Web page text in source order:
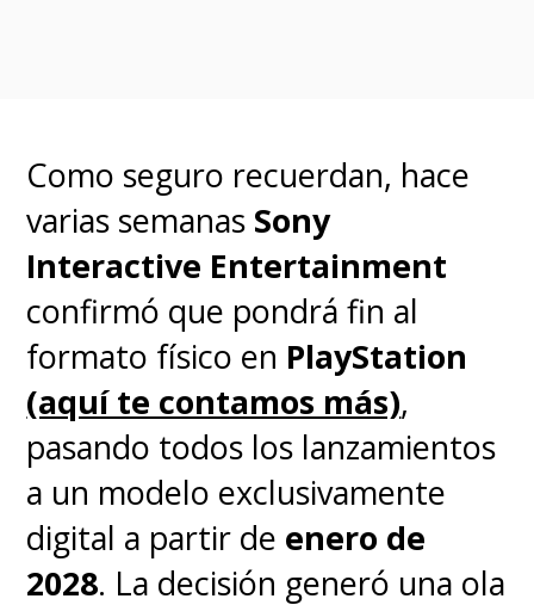
¿Cuándo sale FIFA Heroes?Su
lanzamiento definitivo está
programado para el 22 de junio.
¿Se puede jugar FIFA World
Cup en Chile?Actualmente no,
ya que la plataforma de Netflix
Games para TV aún no está
disponible en el territorio
chileno.
Como seguro recuerdan, hace
varias semanas Sony
Interactive Entertainment
confirmó que pondrá fin al
formato físico en PlayStation
(aquí te contamos más),
pasando todos los lanzamientos
a un modelo exclusivamente
digital a partir de enero de
2028. La decisión generó una ola